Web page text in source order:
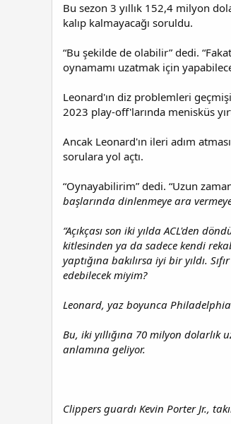
Bu sezon 3 yıllık 152,4 milyon
kalıp kalmayacağı soruldu.
“Bu şekilde de olabilir” dedi.
oynamamı uzatmak için
Leonard'ın diz problemleri
2023 play-off'larında menisküs
Ancak Leonard'ın ileri adım
sorulara yol açtı.
“Oynayabilirim” dedi. “Uzun
başlarında dinlenmeye ara
“Açıkçası son iki yılda ACL'den
kitlesinden ya da sadece kendi
yaptığına bakılırsa iyi bir yıldı.
edebilecek miyim?
Leonard, yaz boyunca
Bu, iki yıllığına 70 milyon dolarlık
anlamına geliyor.
Clippers guardı Kevin Porter Jr.,